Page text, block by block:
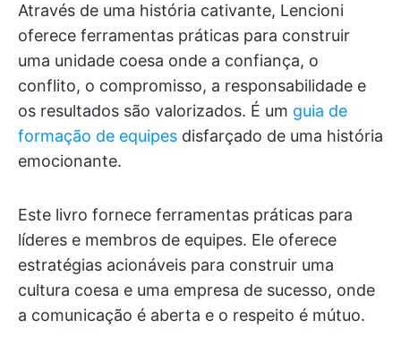
Através de uma história cativante, Lencioni
oferece ferramentas práticas para construir
uma unidade coesa onde a confiança, o
conflito, o compromisso, a responsabilidade e
os resultados são valorizados. É um guia de
formação de equipes disfarçado de uma história
emocionante.
Este livro fornece ferramentas práticas para
líderes e membros de equipes. Ele oferece
estratégias acionáveis para construir uma
cultura coesa e uma empresa de sucesso, onde
a comunicação é aberta e o respeito é mútuo.